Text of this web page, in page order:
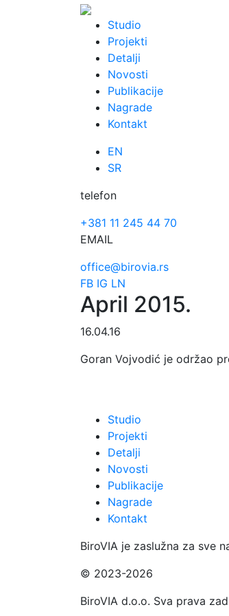
Studio
Projekti
Detalji
Novosti
Publikacije
Nagrade
Kontakt
EN
SR
telefon
+381 11 245 44 70
EMAIL
office@birovia.rs
FB IG LN
April 2015.
16.04.16
Goran Vojvodić je održao
Studio
Projekti
Detalji
Novosti
Publikacije
Nagrade
Kontakt
BiroVIA je zaslužna za sve
© 2023-2026
BiroVIA d.o.o. Sva prava